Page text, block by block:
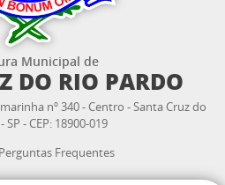
Municipal de
DO RIO PARDO
nº 340 - Centro - Santa Cruz do
SP - CEP: 18900-019
Perguntas Frequentes